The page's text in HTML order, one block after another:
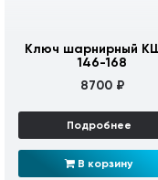
Ключ шарнирный
146-168
8700 ₽
Подробнее
В корзину